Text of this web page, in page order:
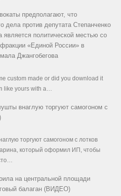
предполагают, что
дела против депутата Степанченко
является политической местью со
«Единой России» в
Джангобегова
custom made or did you download it
like yours with a…
внаглую торгуют самогоном с
торгуют самогоном с лотков
который оформил ИП, чтобы
на центральной площади
балаган (ВИДЕО)